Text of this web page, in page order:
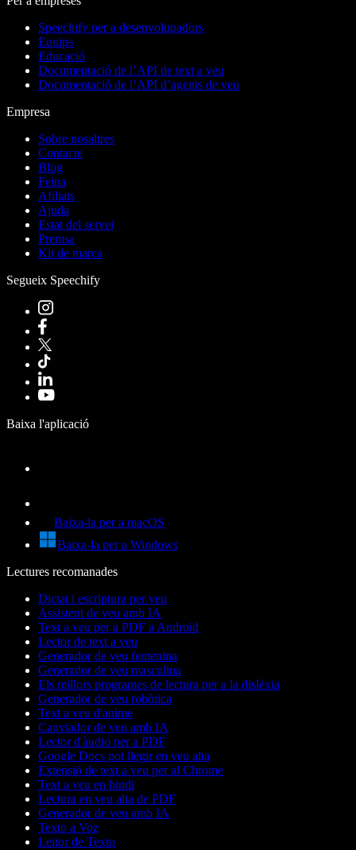
Speechify per a desenvolupadors
Equips
Educació
Documentació de l’API de text a veu
Documentació de l’API d’agents de veu
Empresa
Sobre nosaltres
Contacte
Blog
Feina
Afiliats
Ajuda
Estat del servei
Premsa
Kit de marca
Segueix Speechify
Baixa l'aplicació
Baixa-la per a macOS
Baixa-la per a Windows
Lectures recomanades
Dictat i escriptura per veu
Assistent de veu amb IA
Text a veu per a PDF a Android
Lector de text a veu
Generador de veu femenina
Generador de veu masculina
Els millors programes de lectura per a la dislèxia
Generador de veu robòtica
Text a veu d'anime
Canviador de veu amb IA
Lector d'àudio per a PDF
Google Docs pot llegir en veu alta
Extensió de text a veu per al Chrome
Text a veu en hindi
Lectura en veu alta de PDF
Generador de veu amb IA
Texto a Voz
Leitor de Texto